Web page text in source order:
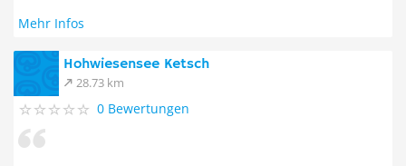
Mehr Infos
Hohwiesensee Ketsch
28.73 km
0 Bewertungen